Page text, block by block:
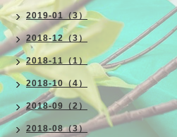
2019-01（3）
2018-12（3）
2018-11（1）
2018-10（4）
2018-09（2）
2018-08（3）